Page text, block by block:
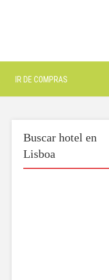
IR DE COMPRAS
Buscar hotel en
Lisboa